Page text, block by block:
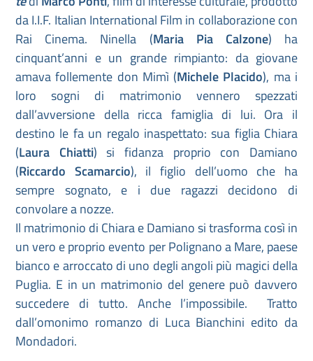
da I.I.F. Italian International Film in collaborazione con
Rai Cinema. Ninella (Maria Pia Calzone) ha
cinquant’anni e un grande rimpianto: da giovane
amava follemente don Mimì (Michele Placido), ma i
loro sogni di matrimonio vennero spezzati
dall’avversione della ricca famiglia di lui. Ora il
destino le fa un regalo inaspettato: sua figlia Chiara
(Laura Chiatti) si fidanza proprio con Damiano
(Riccardo Scamarcio), il figlio dell’uomo che ha
sempre sognato, e i due ragazzi decidono di
convolare a nozze.
Il matrimonio di Chiara e Damiano si trasforma così in
un vero e proprio evento per Polignano a Mare, paese
bianco e arroccato di uno degli angoli più magici della
Puglia. E in un matrimonio del genere può davvero
succedere di tutto. Anche l’impossibile. Tratto
dall’omonimo romanzo di Luca Bianchini edito da
Mondadori.